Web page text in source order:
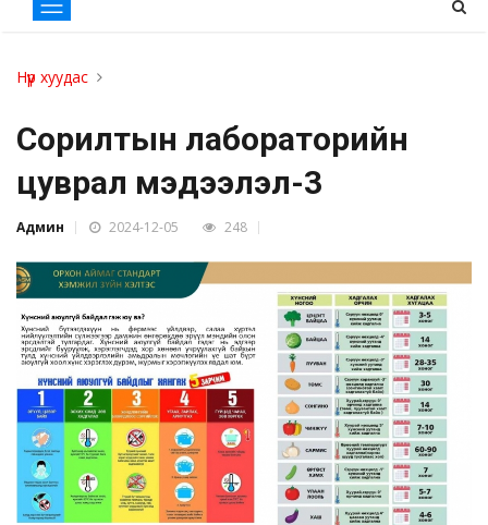
Нүүр хуудас
Сорилтын лабораторийн
цуврал мэдээлэл-3
Админ 2024-12-05 248